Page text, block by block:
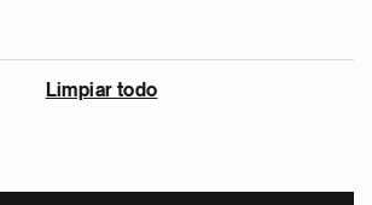
Limpiar todo